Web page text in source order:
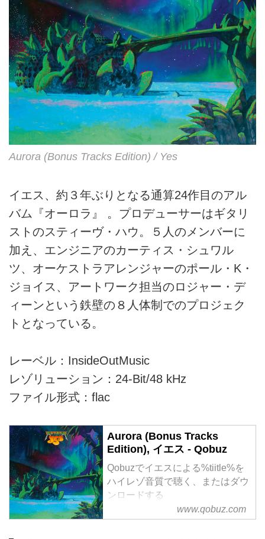
Aurora (Bonus Tracks Edition) / Yes
イエス、約３年ぶりとなる通算24作目のアル
バム『オーロラ』 。プロデューサーはギタリ
ストのスティーヴ・ハウ。５人のメンバーに
加え、エンジニアのカーティス・シュワル
ツ、オーケストラアレンジャーのポール・K・
ジョイス、アートワーク担当のロジャー・デ
ィーンという鉄壁の８人体制でのプロジェク
トとなっている。
レーベル：InsideOutMusic
レゾリューション：24-Bit/48 kHz
ファイル形式：flac
Aurora (Bonus Tracks
Edition), イエス - Qobuz
Qobuzでイエスによる%tiitle%を
ハイレゾ音質で聴く、またはダウ
ンロードする
サブスクリプションは¥1,280/月
から
www.qobuz.com